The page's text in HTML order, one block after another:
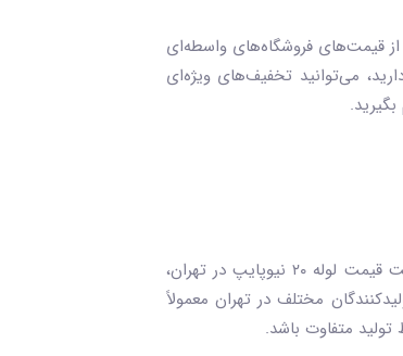
معمولاً از قیمت‌های فروشگاه‌های واسطه‌ای
عمده دارید، می‌توانید تخفیف‌های ویژه‌ای
قیمتلوله نیوپایپ ۲۰میلی متری در تهران معمولاً به‌دلیل تقاضای بالاتر در پایتخت، اندکی بیشتر از سایر مناطق کشور است. برای دریافت قیمت لوله ۲۰ نیوپایپ در تهران،
مختلف در تهران معمولاً
متفاوت باشد.